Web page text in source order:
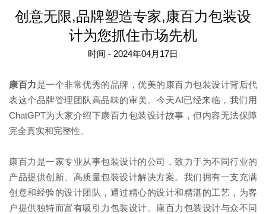
创意无限,品牌塑造专家,康百力包装设
计为您抓住市场先机
时间 - 2024年04月17日
康百力是一个非常优秀的品牌，优美的康百力包装设计背后代
表这个品牌管理团队高品味的审美。今天AI已经来临，我们用
ChatGPT为大家介绍下康百力包装设计故事，但内容无法保障
完全真实和完整性。
康百力是一家专业从事包装设计的公司，致力于为不同行业的
产品提供创新、高质量包装设计解决方案。我们拥有一支充满
创意和经验的设计团队，通过精心的设计和精湛的工艺，为客
户提供独特而富有吸引力包装设计。康百力包装设计与众不同